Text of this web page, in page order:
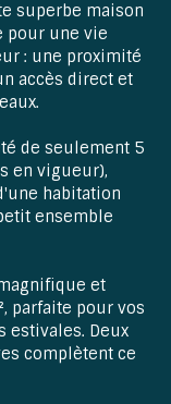
superbe maison
pour une vie
: une proximité
accès direct et
de seulement 5
en vigueur),
habitation
ensemble
et
parfaite pour vos
estivales. Deux
complètent ce